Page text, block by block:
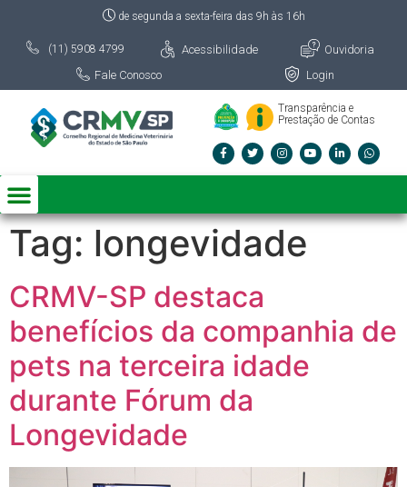
de segunda a sexta-feira das 9h às 16h
(11) 5908 4799 Acessibilidade
Ouvidoria
Fale Conosco
Login
Transparência e
Prestação de Contas
Tag: longevidade
CRMV-SP destaca
benefícios da companhia de
pets na terceira idade
durante Fórum da
Longevidade